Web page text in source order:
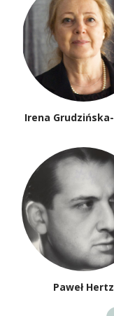
Irena
Paweł Hertz